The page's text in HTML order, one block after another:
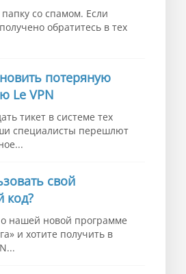
со спамом. Если
обратитесь в тех
потеряную
Le VPN
тикет в системе тех
специалисты перешлют
свой
код?
нашей новой программе
и хотите получить в